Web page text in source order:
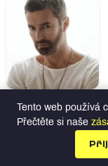
Profily
Herci na Profilio
Tento web používá
Přečtěte si naše